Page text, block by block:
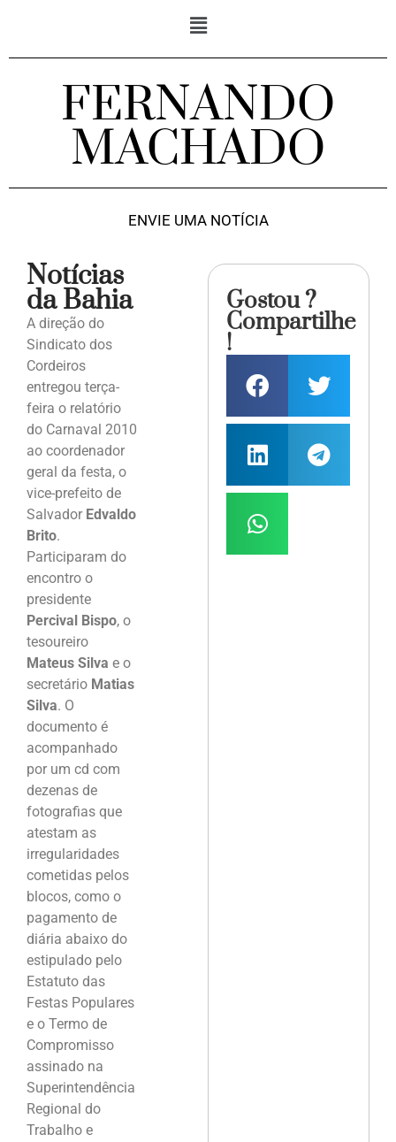
FERNANDO
MACHADO
ENVIE UMA NOTÍCIA
Notícias
da Bahia
A direção do
Sindicato dos
Cordeiros
entregou terça-
feira o relatório
do Carnaval 2010
ao coordenador
geral da festa, o
vice-prefeito de
Salvador Edvaldo
Brito.
Participaram do
encontro o
presidente
Percival Bispo, o
tesoureiro
Mateus Silva e o
secretário Matias
Silva. O
documento é
acompanhado
por um cd com
dezenas de
fotografias que
atestam as
irregularidades
cometidas pelos
blocos, como o
pagamento de
diária abaixo do
estipulado pelo
Estatuto das
Festas Populares
e o Termo de
Compromisso
assinado na
Superintendência
Regional do
Trabalho e
Gostou ?
Compartilhe
!